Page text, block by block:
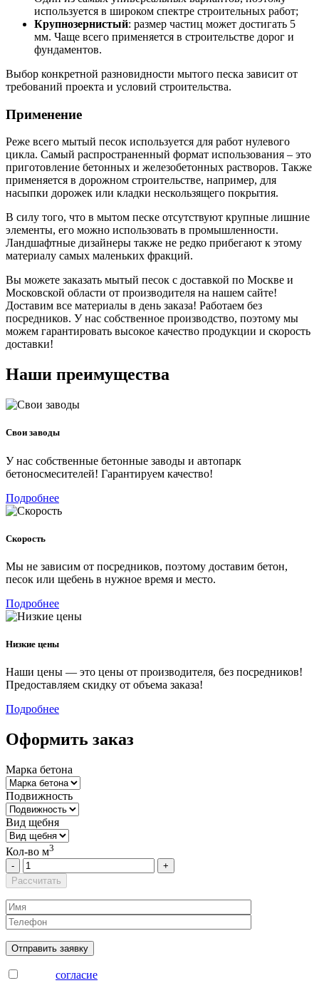
используется в широком спектре строительных работ;
Крупнозернистый: размер частиц может достигать 5
мм. Чаще всего применяется в строительстве дорог и
фундаментов.
Выбор конкретной разновидности мытого песка зависит от
требований проекта и условий строительства.
Применение
Реже всего мытый песок используется для работ нулевого
цикла. Самый распространенный формат использования – это
приготовление бетонных и железобетонных растворов. Также
применяется в дорожном строительстве, например, для
насыпки дорожек или кладки нескользящего покрытия.
В силу того, что в мытом песке отсутствуют крупные лишние
элементы, его можно использовать в промышленности.
Ландшафтные дизайнеры также не редко прибегают к этому
материалу самых маленьких фракций.
Вы можете заказать мытый песок с доставкой по Москве и
Московской области от производителя на нашем сайте!
Доставим все материалы в день заказа! Работаем без
посредников. У нас собственное производство, поэтому мы
можем гарантировать высокое качество продукции и скорость
доставки!
Наши преимущества
Свои заводы
У нас собственные бетонные заводы и автопарк
бетоносмесителей! Гарантируем качество!
Подробнее
Скорость
Мы не зависим от посредников, поэтому доставим бетон,
песок или щебень в нужное время и место.
Подробнее
Низкие цены
Наши цены — это цены от производителя, без посредников!
Предоставляем скидку от объема заказа!
Подробнее
Оформить заказ
Марка бетона
Подвижность
Вид щебня
Кол-во м3
-
+
согласие